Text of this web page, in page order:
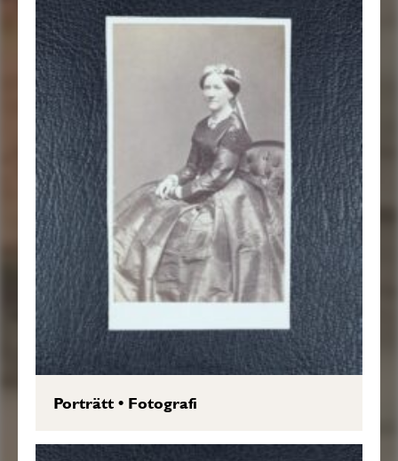
Porträtt• Fotografi